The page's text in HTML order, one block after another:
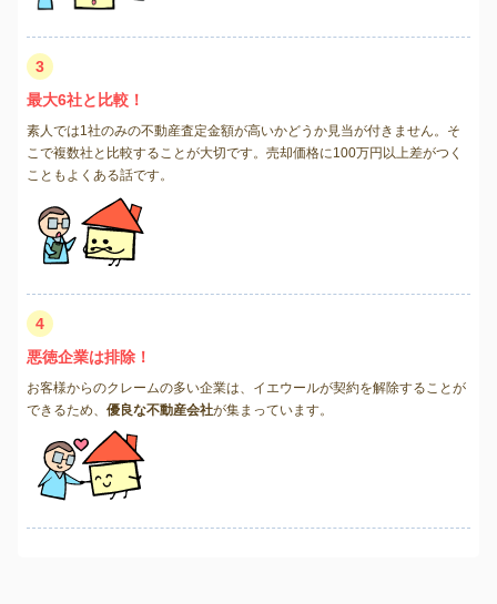
3
最大6社と比較！
素人では1社のみの不動産査定金額が高いかどうか見当が付きません。そ
こで複数社と比較することが大切です。売却価格に100万円以上差がつく
こともよくある話です。
4
悪徳企業は排除！
お客様からのクレームの多い企業は、イエウールが契約を解除することが
できるため、 優良な不動産会社が集まっています。